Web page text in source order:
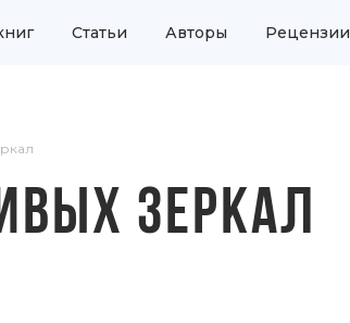
Статьи Авторы Рецензии
ЗЕРКАЛ